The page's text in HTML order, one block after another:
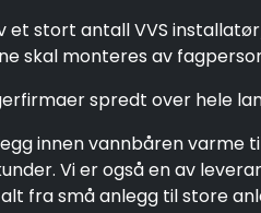
stort antall VVS
skal monteres av
spredt over hele
innen vannbåren varme
Vi er også en av
fra små anlegg til store